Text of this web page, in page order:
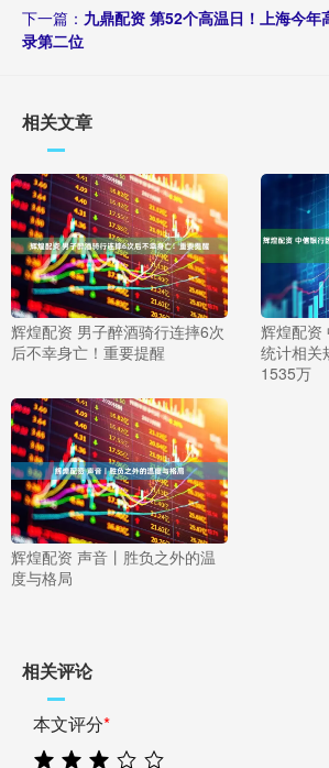
下一篇： 九鼎配资 第52个高温日！上海今年
录第二位
相关文章
辉煌配资 男子醉酒骑行连摔6次
后不幸身亡！重要提醒
辉煌配资
统计相关
1535万
辉煌配资 声音丨胜负之外的温
度与格局
相关评论
本文评分*